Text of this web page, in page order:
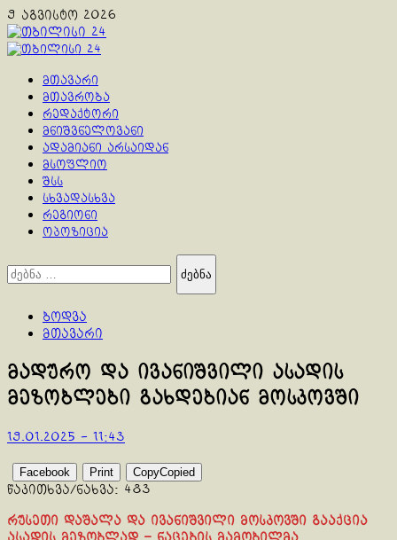
Skip
to
content
9 აგვისტო 2026
Primary
მთავარი
მთავრობა
რედაქტორი
მნიშვნელოვანი
ადამიანი არსაიდან
მსოფლიო
შსს
სხვადასხვა
რეგიონი
ოპოზიცია
ძებნა:
ბოდვა
მთავარი
მადურო და ივანიშვილი ასადის
მეზობლები გახდებიან მოსკოვში
19.01.2025 - 11:43
Facebook Print CopyCopied
წაკითხვა/ნახვა: 483
რუსეთი დაშალა და ივანიშვილი მოსკოვში გააქცია